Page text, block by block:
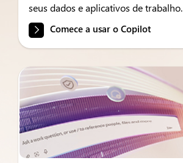
seus dados e aplicativos de trabalho.
Comece a usar o Copilot